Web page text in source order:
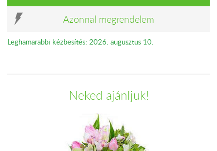
Azonnal megrendelem
Leghamarabbi kézbesítés: 2026. augusztus 10.
Neked ajánljuk!